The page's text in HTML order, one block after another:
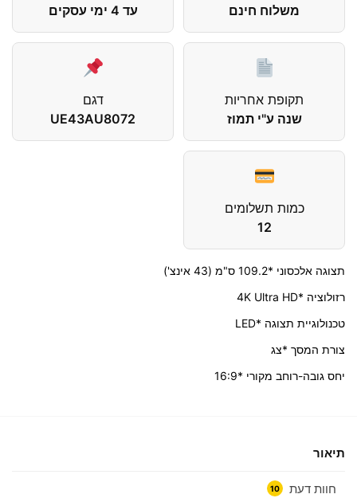
משלוח חינם
עד 4 ימי עסקים
תקופת אחריות
שנה ע"י תמוז
דגם
UE43AU8072
כמות תשלומים
12
תצוגה אלכסוני *109.2 ס"מ (43 אינצ')
רזולוציה *4K Ultra HD
טכנולוגיית תצוגה *LED
צורת המסך *צג
יחס גובה-רוחב מקורי *16:9
תיאור
חוות דעת 10